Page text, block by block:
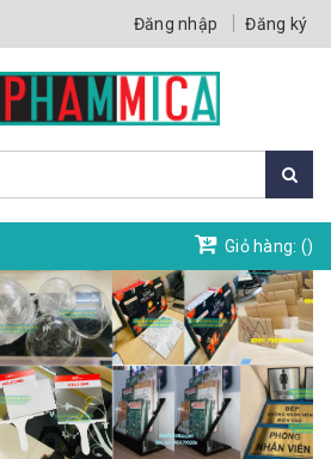
Đăng nhập Đăng ký
Giỏ hàng: ()